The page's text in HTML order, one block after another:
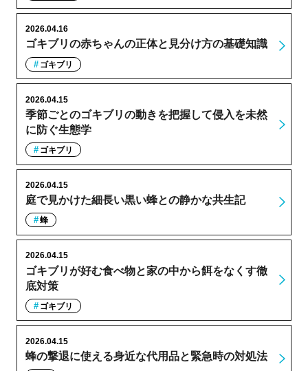
ゴキブリの赤ちゃんの正体と見分け方の基礎知識
2026.04.16
ゴキブリ
季節ごとのゴキブリの動きを把握して侵入を未然
に防ぐ生態学
2026.04.15
ゴキブリ
庭で見かけた細長い黒い蜂との静かな共生記
2026.04.15
蜂
ゴキブリが好む食べ物と家の中から餌をなくす徹
底対策
2026.04.15
ゴキブリ
蜂の撃退に使える身近な代用品と緊急時の対処法
2026.04.15